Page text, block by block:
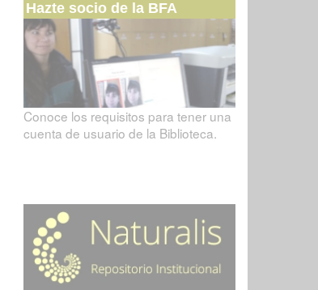
Hazte socio de la BFA
Conoce los requisitos para tener una
cuenta de usuario de la Biblioteca.